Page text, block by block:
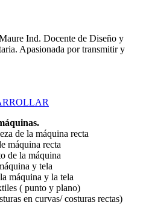
Ind. Docente de Diseño y
Apasionada por transmitir y
de la máquina recta
máquina recta
de la máquina
y tela
máquina y la tela
( punto y plano)
en curvas/ costuras rectas)